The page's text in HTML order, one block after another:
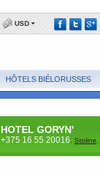
USD
HÔTELS BIÉLORUSSES
HOTEL GORYN'
+375 16 55 20016 Stoline